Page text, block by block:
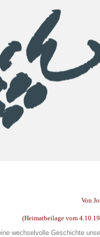
Von
(Heimatbeilage vom
wechselvolle Geschichte